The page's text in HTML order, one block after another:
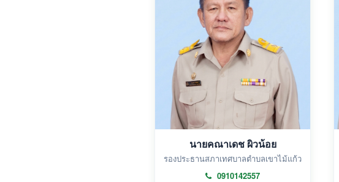
นายคณาเดช ผิวน้อย
รองประธานสภาเทศบาลตำบลเขาไม้แก้ว
0910142557